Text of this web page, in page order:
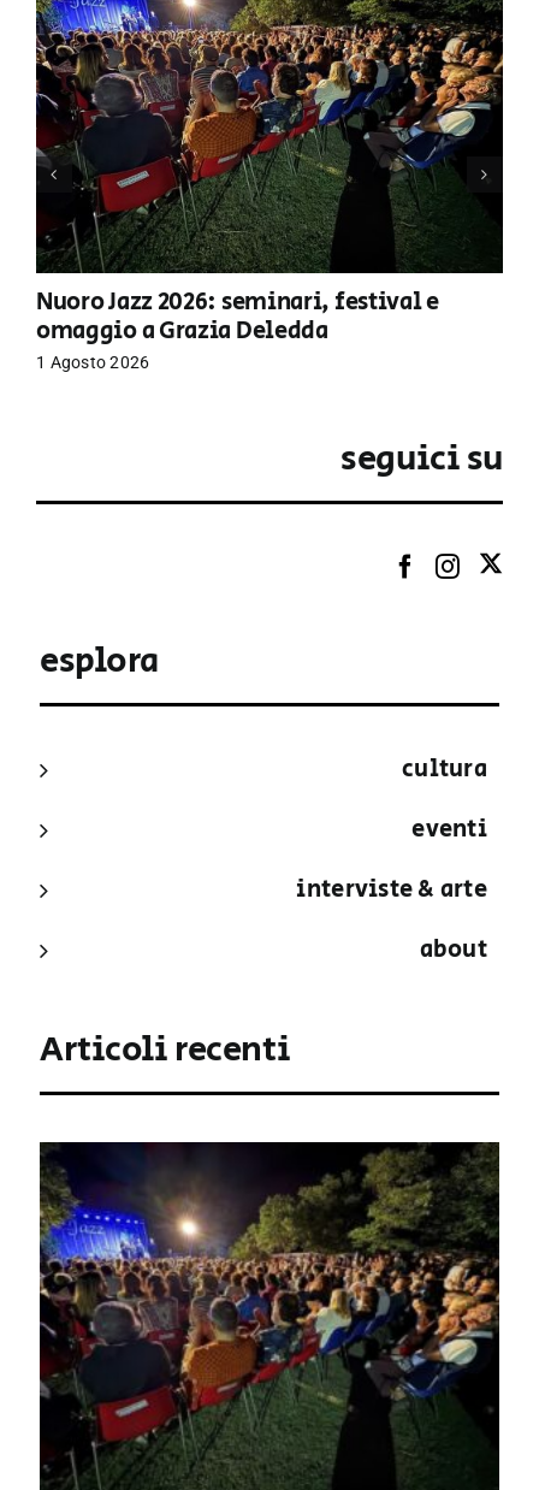
Nuoro Jazz 2026: seminari, festival e
omaggio a Grazia Deledda
1 Agosto 2026
seguici su
esplora
cultura
eventi
interviste & arte
about
Articoli recenti